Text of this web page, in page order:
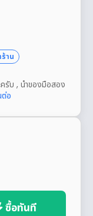
าน
รับ , นำของมือสอง
ต่อ
ซื้อทันที